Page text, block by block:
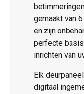
gemaakt van
en zijn
perfecte
inrichten van
Elk
digitaal